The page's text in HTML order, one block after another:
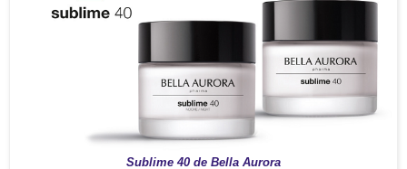
Sublime 40 de Bella Aurora